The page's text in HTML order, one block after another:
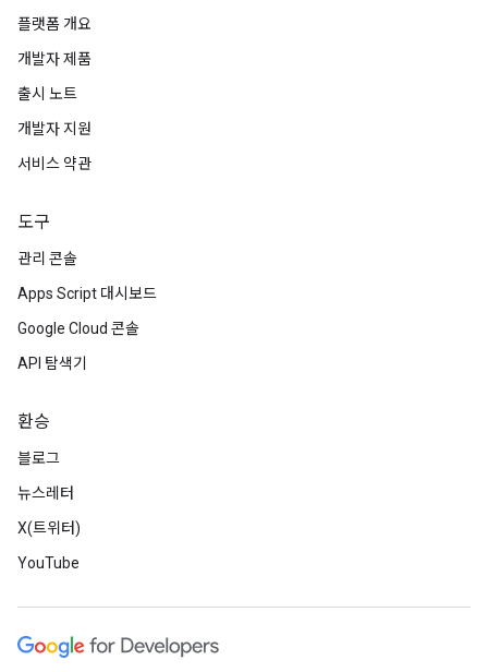
플랫폼 개요
개발자 제품
출시 노트
개발자 지원
서비스 약관
도구
관리 콘솔
Apps Script 대시보드
Google Cloud 콘솔
API 탐색기
환승
블로그
뉴스레터
X(트위터)
YouTube